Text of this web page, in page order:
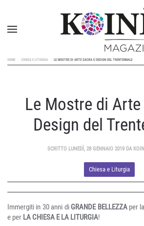
HOME CHIESA E LITURGIA LE MOSTRE DI ARTE SACRA E DESIGN DEL TRENTENNALE
Le Mostre di Arte
Design del
SCRITTO LUNEDÌ, 28 GENNAIO 2019 DA
Chiesa e Liturgia
Immergiti in 30 anni di GRANDE BELLEZZAper la
e per LA CHIESA E LA LITURGIA!